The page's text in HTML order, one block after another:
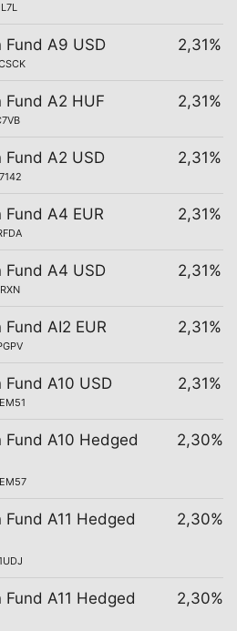
Fund A9 USD 2,31%
Fund A2 HUF 2,31%
Fund A2 USD 2,31%
A4 EUR 2,31%
Fund A4 USD 2,31%
AI2 EUR 2,31%
A10 USD 2,31%
Fund A10 Hedged
2,30%
A11 Hedged
2,30%
A11 Hedged
2,30%